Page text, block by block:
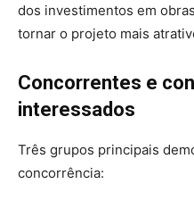
dos investimentos em
tornar o projeto mais
Concorrentes e
interessados
Três grupos principais
concorrência: